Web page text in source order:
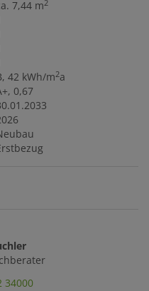
7,44 m2
42 kWh/m2a
0,67
34000